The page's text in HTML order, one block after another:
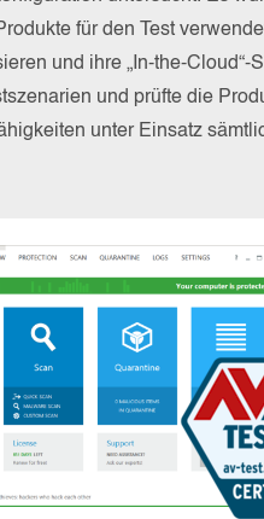
für den Test
und ihre „In-the-
und prüfte die
unter Einsatz